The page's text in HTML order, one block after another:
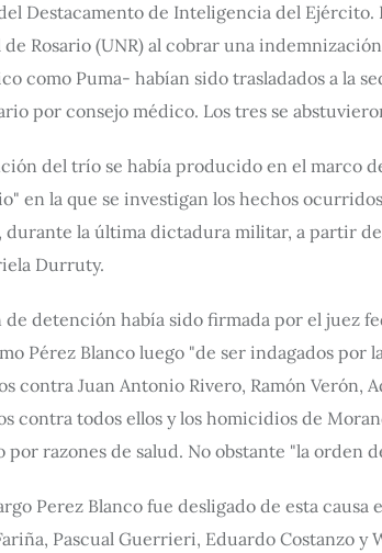
Destacamento de Inteligencia del
de Rosario (UNR) al cobrar una
como Puma- habían sido trasladados a la
por consejo médico. Los tres se
del trío se había producido en el marco
en la que se investigan los hechos
durante la última dictadura militar, a partir
Durruty.
de detención había sido firmada por el juez
Pérez Blanco luego "de ser indagados
contra Juan Antonio Rivero, Ramón Verón,
contra todos ellos y los homicidios de
por razones de salud. No obstante "la orden
Perez Blanco fue desligado de esta
Pascual Guerrieri, Eduardo Costanzo